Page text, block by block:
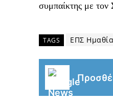
συμπαίκτης με τον
TAGS ΕΠΣ